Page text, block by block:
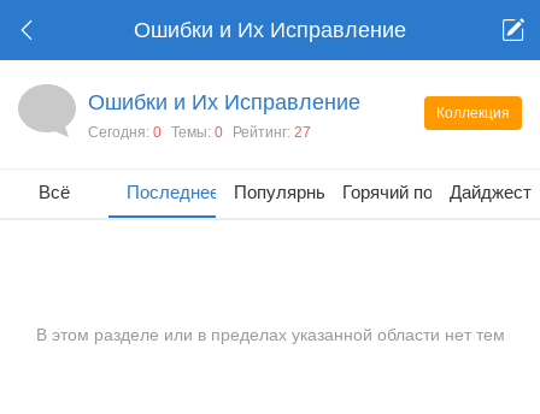
Ошибки и Их Исправление
Коллекция
Ошибки и Их Исправление
Сегодня: 0 Темы: 0 Рейтинг: 27
Всё Последнее Популярные Горячий постДайджест
В этом разделе или в пределах указанной области нет тем